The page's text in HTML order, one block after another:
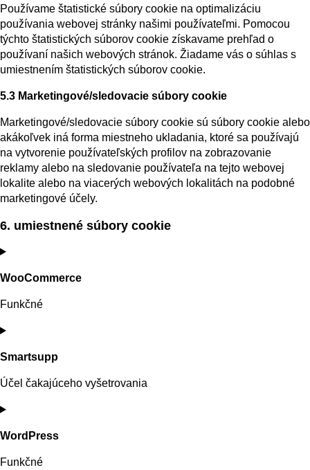
Používame štatistické súbory cookie na optimalizáciu
používania webovej stránky našimi používateľmi. Pomocou
týchto štatistických súborov cookie získavame prehľad o
používaní našich webových stránok. Žiadame vás o súhlas s
umiestnením štatistických súborov cookie.
5.3 Marketingové/sledovacie súbory cookie
Marketingové/sledovacie súbory cookie sú súbory cookie alebo
akákoľvek iná forma miestneho ukladania, ktoré sa používajú
na vytvorenie používateľských profilov na zobrazovanie
reklamy alebo na sledovanie používateľa na tejto webovej
lokalite alebo na viacerých webových lokalitách na podobné
marketingové účely.
6. umiestnené súbory cookie
WooCommerce
Funkčné
Súhlas
službou
woocommerce
Smartsupp
Účel čakajúceho vyšetrovania
Súhlas
službou
smartsupp
WordPress
Funkčné